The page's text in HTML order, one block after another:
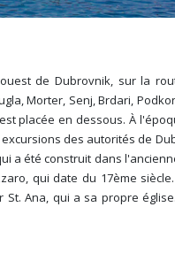
de Dubrovnik, sur la
Morter, Senj, Brdari,
placée en dessous. À
des autorités de
a été construit dans
qui date du 17ème
Ana, qui a sa propre